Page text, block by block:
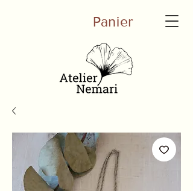
Panier